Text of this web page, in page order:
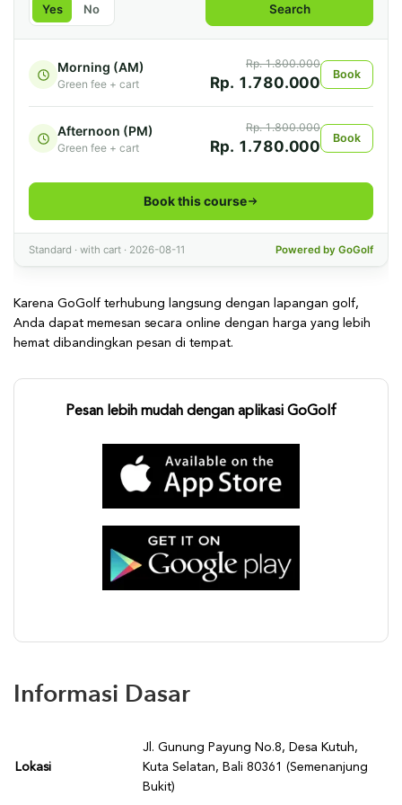
Karena GoGolf terhubung langsung dengan lapangan golf,
Anda dapat memesan secara online dengan harga yang lebih
hemat dibandingkan pesan di tempat.
Pesan lebih mudah dengan aplikasi GoGolf
Informasi Dasar
Lokasi
Jl. Gunung Payung No.8, Desa Kutuh,
Kuta Selatan, Bali 80361 (Semenanjung
Bukit)